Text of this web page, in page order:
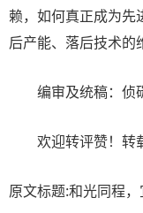
赖，如何真正成为
后产能、落后技术的
编审及统稿：侦
欢迎转评赞！转
原文标题:和光同程